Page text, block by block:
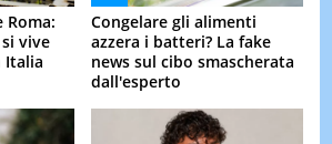
Roma:
vive
Italia
Congelare gli alimenti
azzera i batteri? La fake
news sul cibo smascherata
dall'esperto